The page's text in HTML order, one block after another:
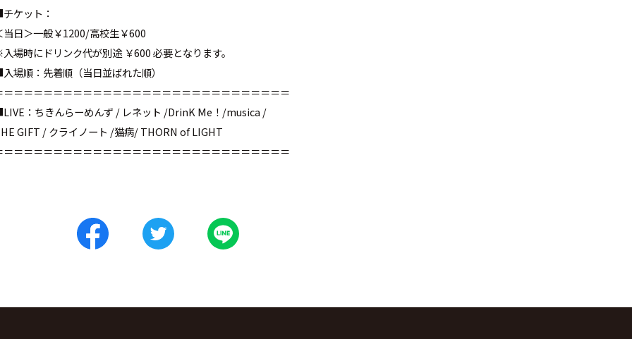
チケット：
当日＞一般￥1200/高校生￥600
場時にドリンク代が別途 ￥600 必要となります。
入場順：先着順（当日並ばれた順）
＝＝＝＝＝＝＝＝＝＝＝＝＝＝＝＝＝＝＝＝＝＝＝＝＝＝＝＝＝
：ちきんらーめんず / レネット /DrinK Me！/musica /
GIFT / クライノート /猫病/ THORN of LIGHT
＝＝＝＝＝＝＝＝＝＝＝＝＝＝＝＝＝＝＝＝＝＝＝＝＝＝＝＝＝